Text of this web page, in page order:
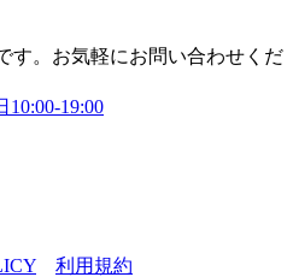
す。お気軽にお問い合わせくだ
10:00-19:00
利用規約